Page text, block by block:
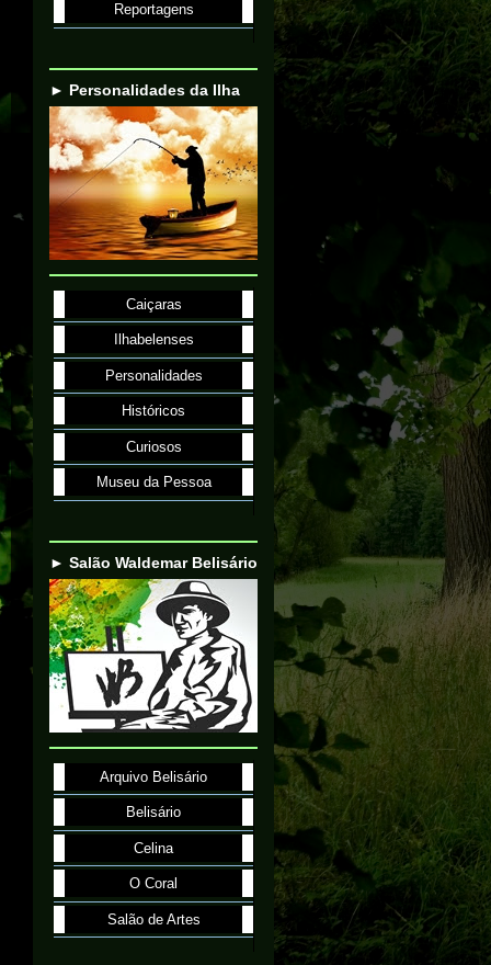
Reportagens
► Personalidades da Ilha
Caiçaras
Ilhabelenses
Personalidades
Históricos
Curiosos
Museu da Pessoa
► Salão Waldemar Belisário
Arquivo Belisário
Belisário
Celina
O Coral
Salão de Artes